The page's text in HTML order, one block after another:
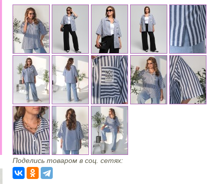
Поделись товаром в соц. сетях: